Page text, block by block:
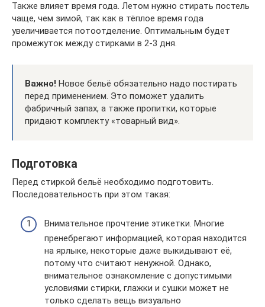
Также влияет время года. Летом нужно стирать постель
чаще, чем зимой, так как в тёплое время года
увеличивается потоотделение. Оптимальным будет
промежуток между стирками в 2-3 дня.
Важно! Новое бельё обязательно надо постирать
перед применением. Это поможет удалить
фабричный запах, а также пропитки, которые
придают комплекту «товарный вид».
Подготовка
Перед стиркой бельё необходимо подготовить.
Последовательность при этом такая:
Внимательное прочтение этикетки. Многие
пренебрегают информацией, которая находится
на ярлыке, некоторые даже выкидывают её,
потому что считают ненужной. Однако,
внимательное ознакомление с допустимыми
условиями стирки, глажки и сушки может не
только сделать вещь визуально